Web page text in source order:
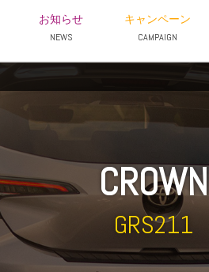
お知らせ
NEWS
キャンペーン
CAMPAIGN
CROWN
GRS211